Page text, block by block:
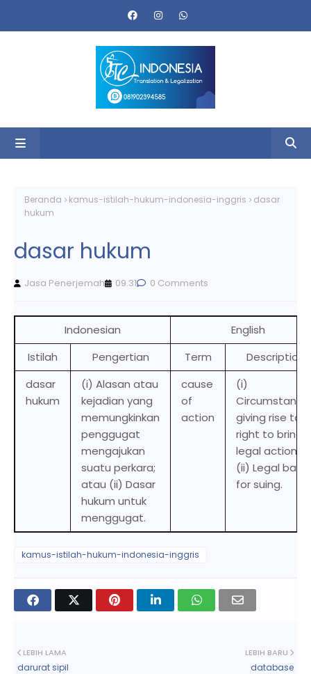
Beranda kamus-istilah-hukum-indonesia-inggris
dasar
hukum
dasar hukum
Jasa Penerjemah 09.31 0 Comments
Indonesian
English
Istilah
Pengertian Term
Description
dasar
hukum
(i) Alasan atau
kejadian yang
memungkinkan
penggugat
mengajukan
suatu perkara;
atau (ii) Dasar
hukum untuk
menggugat.
cause
of
action
(i)
giving rise to a
right to bring
legal action;
(ii) Legal basis
for suing.
kamus-istilah-hukum-indonesia-inggris
LEBIH BARU
database
LEBIH LAMA
darurat sipil